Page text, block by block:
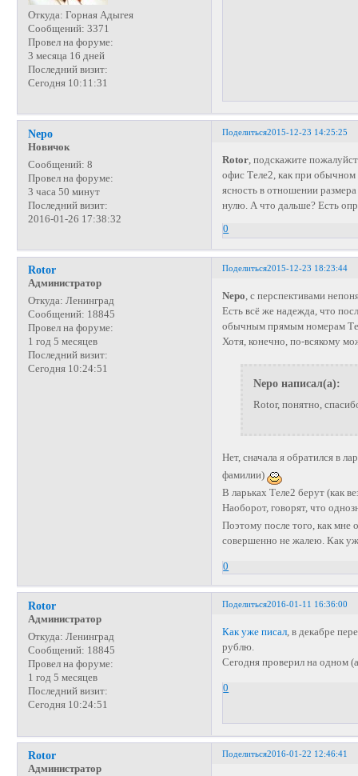
Откуда: Горная Адыгея
Сообщений: 3371
Провел на форуме:
3 месяца 16 дней
Последний визит:
Сегодня 10:11:31
Поделиться2015-12-23 14:25:25
Nepo
Новичок
Сообщений: 8
Провел на форуме:
3 часа 50 минут
Последний визит:
2016-01-26 17:38:32
Rotor , подскажите
офис Теле2, как при
ясность в отношении
нулю. А что дальше? Есть
0
Поделиться2015-12-23 18:23:44
Rotor
Администратор
Откуда: Ленинград
Сообщений: 18845
Провел на форуме:
1 год 5 месяцев
Последний визит:
Сегодня 10:24:51
Nepo, с перспективами
Есть всё же надежда, что
обычным прямым номерам
Хотя, конечно, по-всякому
Nepo написал(а):
Rotor, понятно,
Нет, сначала я обратился в
фамилии)
В ларьках Теле2 берут (как
Наоборот, говорят, что
Поэтому после того, как мне
совершенно не жалею. Как
0
Поделиться2016-01-11 16:36:00
Rotor
Администратор
Откуда: Ленинград
Сообщений: 18845
Провел на форуме:
1 год 5 месяцев
Последний визит:
Сегодня 10:24:51
Как уже писал, в декабре
рублю.
Сегодня проверил на одном
0
Поделиться2016-01-22 12:46:41
Rotor
Администратор